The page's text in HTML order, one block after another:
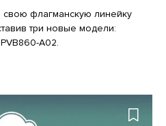
флагманскую линейку
три новые модели:
A02.